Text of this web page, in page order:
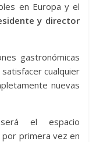
en Europa y el
y director
gastronómicas
cualquier
nuevas
será el espacio
primera vez en